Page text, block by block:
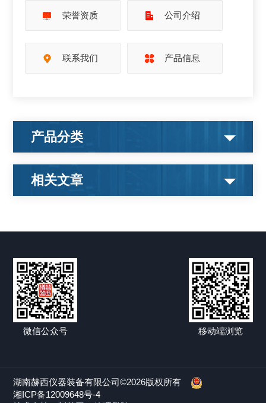
荣誉资质 公司介绍
联系我们 产品信息
产品分类
相关文章
微信公众号 移动端浏览
湖南赫西仪器装备有限公司©2026版权所有
湘ICP备12009648号-4